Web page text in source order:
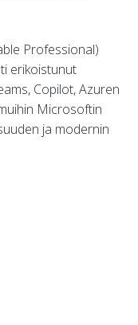
Professional)
erikoistunut
Copilot, Azuren
Microsoftin
ja modernin